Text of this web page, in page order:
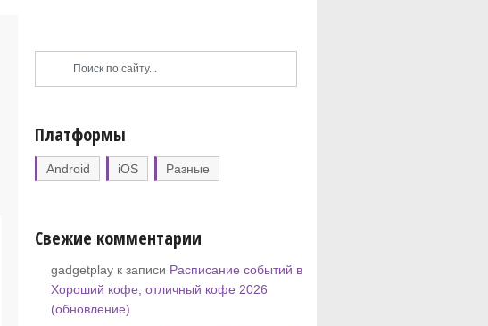
Платформы
Android iOS Разные
Свежие комментарии
gadgetplay к записи Расписание событий в
Хороший кофе, отличный кофе 2026
(обновление)